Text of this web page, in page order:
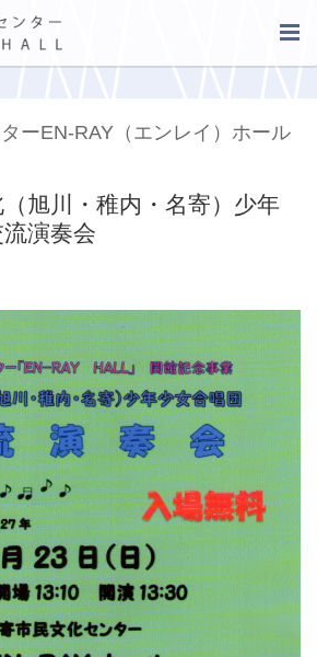
ーEN-RAY（エンレイ）ホール
旭川・稚内・名寄）少年
演奏会